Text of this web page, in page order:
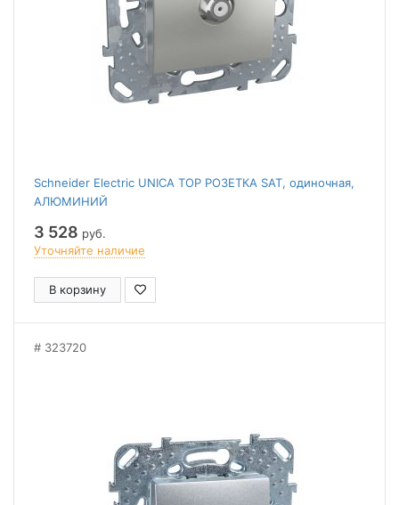
Schneider Electric UNICA TOP РОЗЕТКА SAT, одиночная,
АЛЮМИНИЙ
3 528 руб.
Уточняйте наличие
В корзину
323720